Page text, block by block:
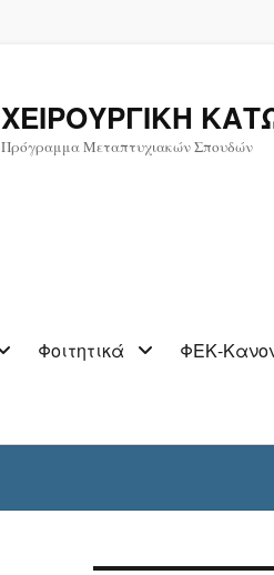
ΧΕΙΡΟΥΡΓΙΚΗ
Πρόγραμμα Μεταπτυχιακών Σπουδών
Φοιτητικά ΦΕΚ-